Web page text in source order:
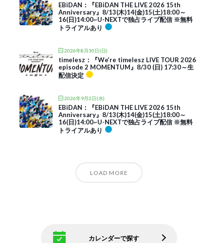
EBiDAN：『EBiDAN THE LIVE 2026 15th
Anniversary』8/13(木)14(金)15(土)18:00～
16(日)14:00~U-NEXTで独占ライブ配信 ※無料
トライアルあり
2026年8月30日(日)
timelesz：『We’re timelesz LIVE TOUR 2026
episode 2 MOMENTUM』8/30 (日) 17:30～生
配信決定
2026年9月2日(水)
EBiDAN：『EBiDAN THE LIVE 2026 15th
Anniversary』8/13(木)14(金)15(土)18:00～
16(日)14:00~U-NEXTで独占ライブ配信 ※無料
トライアルあり
LOAD MORE
カレンダーで探す